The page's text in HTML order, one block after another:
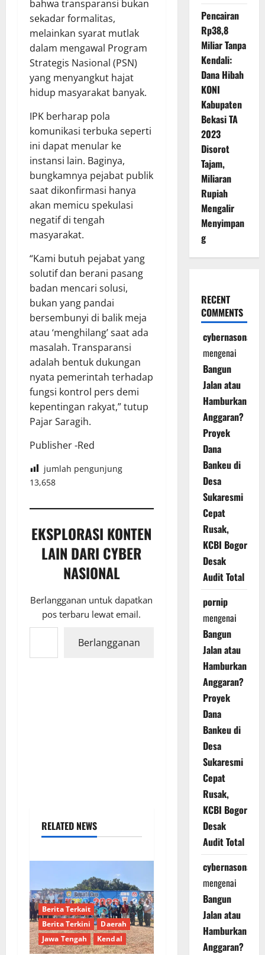
bahwa transparansi bukan
sekadar formalitas,
melainkan syarat mutlak
dalam mengawal Program
Strategis Nasional (PSN)
yang menyangkut hajat
hidup masyarakat banyak.
IPK berharap pola
komunikasi terbuka seperti
ini dapat menular ke
instansi lain. Baginya,
bungkamnya pejabat publik
saat dikonfirmasi hanya
akan memicu spekulasi
negatif di tengah
masyarakat.
“Kami butuh pejabat yang
solutif dan berani pasang
badan mencari solusi,
bukan yang pandai
bersembunyi di balik meja
atau ‘menghilang’ saat ada
masalah. Transparansi
adalah bentuk dukungan
nyata pemerintah terhadap
fungsi kontrol pers demi
kepentingan rakyat,” tutup
Pajar Saragih.
Publisher -Red
jumlah pengunjung
13,658
EKSPLORASI KONTEN
LAIN DARI CYBER
NASIONAL
Berlangganan untuk dapatkan
pos terbaru lewat email.
Ketikkan email Anda...
Berlangganan
RELATED NEWS
Berita Terkait
Berita Terkini
Daerah
Jawa Tengah
Kendal
Pencairan
Rp38,8
Miliar Tanpa
Kendali:
Dana Hibah
KONI
Kabupaten
Bekasi TA
2023
Disorot
Tajam,
Miliaran
Rupiah
Mengalir
Menyimpan
g
RECENT
COMMENTS
cybernasonal
mengenai
Bangun
Jalan atau
Hamburkan
Anggaran?
Proyek
Dana
Bankeu di
Desa
Sukaresmi
Cepat
Rusak,
KCBI Bogor
Desak
Audit Total
pornip
mengenai
Bangun
Jalan atau
Hamburkan
Anggaran?
Proyek
Dana
Bankeu di
Desa
Sukaresmi
Cepat
Rusak,
KCBI Bogor
Desak
Audit Total
cybernasonal
mengenai
Bangun
Jalan atau
Hamburkan
Anggaran?